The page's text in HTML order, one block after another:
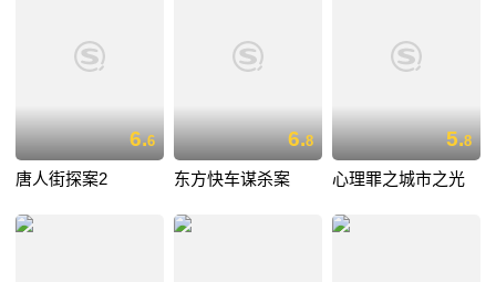
6.6
唐人街探案2
6.8
东方快车谋杀案
5.8
心理罪之城市之光